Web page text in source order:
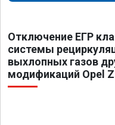
Отключение ЕГР
системы
выхлопных газов
модификаций Opel